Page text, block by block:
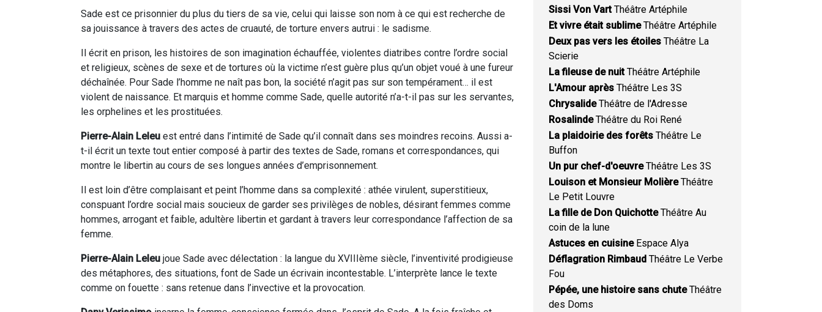
Sade est ce prisonnier du plus du tiers de sa vie, celui qui laisse son nom à ce qui est recherche de
sa jouissance à travers des actes de cruauté, de torture envers autrui : le sadisme.
Il écrit en prison, les histoires de son imagination échauffée, violentes diatribes contre l’ordre social
et religieux, scènes de sexe et de tortures où la victime n’est guère plus qu’un objet voué à une fureur
déchaînée. Pour Sade l’homme ne naît pas bon, la société n’agit pas sur son tempérament… il est
violent de naissance. Et marquis et homme comme Sade, quelle autorité n’a-t-il pas sur les servantes,
les orphelines et les prostituées.
Pierre-Alain Leleu est entré dans l’intimité de Sade qu’il connaît dans ses moindres recoins. Aussi a-
t-il écrit un texte tout entier composé à partir des textes de Sade, romans et correspondances, qui
montre le libertin au cours de ses longues années d’emprisonnement.
Il est loin d’être complaisant et peint l’homme dans sa complexité : athée virulent, superstitieux,
conspuant l’ordre social mais soucieux de garder ses privilèges de nobles, désirant femmes comme
hommes, arrogant et faible, adultère libertin et gardant à travers leur correspondance l’affection de sa
femme.
Pierre-Alain Leleu joue Sade avec délectation : la langue du XVIIIème siècle, l’inventivité prodigieuse
des métaphores, des situations, font de Sade un écrivain incontestable. L’interprète lance le texte
comme on fouette : sans retenue dans l’invective et la provocation.
Sissi Von VartThéâtre Artéphile
Et vivre était sublimeThéâtre Artéphile
Deux pas vers les étoiles Théâtre La
Scierie
La fileuse de nuitThéâtre Artéphile
L'Amour après Théâtre Les 3S
ChrysalideThéâtre de l'Adresse
RosalindeThéâtre du Roi René
La plaidoirie des forêts Théâtre Le
Buffon
Un pur chef-d'oeuvreThéâtre Les 3S
Louison et Monsieur MolièreThéâtre
Le Petit Louvre
La fille de Don QuichotteThéâtre Au
coin de la lune
Astuces en cuisineEspace Alya
Déflagration Rimbaud Théâtre Le Verbe
Fou
Pépée, une histoire sans chuteThéâtre
des Doms